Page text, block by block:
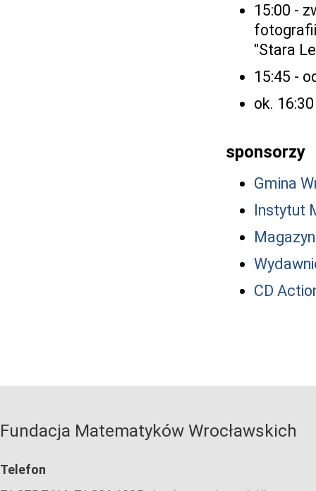
15:00 -
"Stara
15:45 -
ok.
sponsorzy
Gmina
Instytut
CD
Fundacja Matematyków Wrocławskich
Telefon